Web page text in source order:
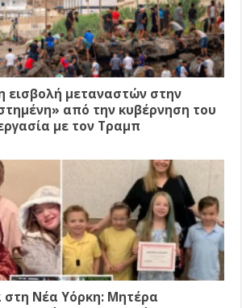
εισβολή μεταναστών στην
από την κυβέρνηση του
με τον Τραμπ
στη Νέα Υόρκη: Μητέρα